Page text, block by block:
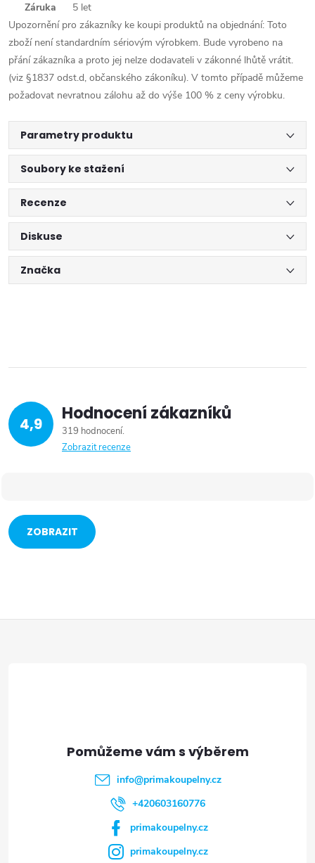
Záruka
5 let
Upozornění pro zákazníky ke koupi produktů na objednání: Toto
zboží není standardním sériovým výrobkem. Bude vyrobeno na
přání zákazníka a proto jej nelze dodavateli v zákonné lhůtě vrátit.
(viz §1837 odst.d, občanského zákoníku). V tomto případě můžeme
požadovat nevratnou zálohu až do výše 100 % z ceny výrobku.
Parametry produktu
Soubory ke stažení
Recenze
Diskuse
Značka
4,9 Hodnocení zákazníků
319 hodnocení
Zobrazit recenze
ZOBRAZIT
info@primakoupelny.cz
+420603160776
primakoupelny.cz
primakoupelny.cz